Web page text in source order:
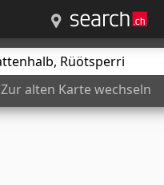
Zur alten Karte wechseln